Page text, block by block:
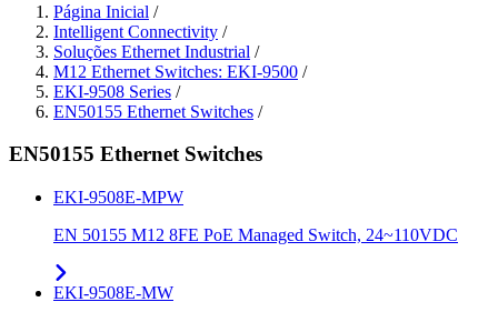
Página Inicial /
Intelligent Connectivity /
Soluções Ethernet Industrial /
M12 Ethernet Switches: EKI-9500 /
EKI-9508 Series /
EN50155 Ethernet Switches /
EN50155 Ethernet Switches
EKI-9508E-MPW
EN 50155 M12 8FE PoE Managed Switch, 24~110VDC
EKI-9508E-MW